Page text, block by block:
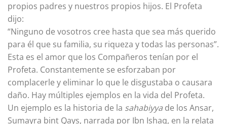
propios padres y nuestros propios hijos. El Profeta
dijo:
“Ninguno de vosotros cree hasta que sea más querido
para él que su familia, su riqueza y todas las personas”.
Esta es el amor que los Compañeros tenían por el
Profeta. Constantemente se esforzaban por
complacerle y eliminar lo que le disgustaba o causara
daño. Hay múltiples ejemplos en la vida del Profeta.
Un ejemplo es la historia de la sahabiyya de los Ansar,
Sumayra bint Qays, narrada por Ibn Ishaq, en la relata